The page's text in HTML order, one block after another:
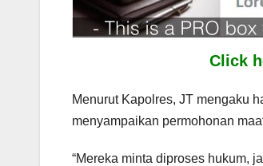
Click
Menurut Kapolres, JT mengaku
menyampaikan permohonan
“Mereka minta diproses hukum,